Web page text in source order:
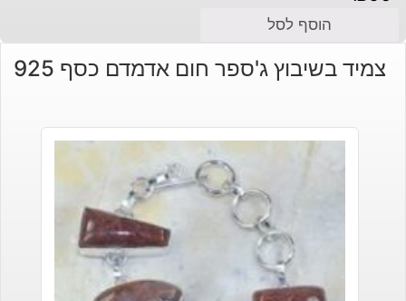
הוסף לסל
צמיד בשיבוץ ג'ספר חום אדמדם כסף 925